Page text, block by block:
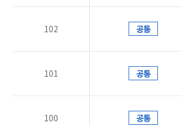
102 공통
101 공통
100 공통